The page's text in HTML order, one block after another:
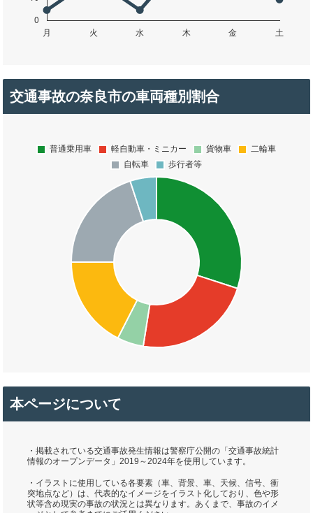
交通事故の奈良市の車両種別割合
本ページについて
・掲載されている交通事故発生情報は警察庁公開の「交通事故統計
情報のオープンデータ」2019～2024年を使用しています。
・イラストに使用している各要素（車、背景、車、天候、信号、衝
突地点など）は、代表的なイメージをイラスト化しており、色や形
状等含め現実の事故の状況とは異なります。あくまで、事故のイメ